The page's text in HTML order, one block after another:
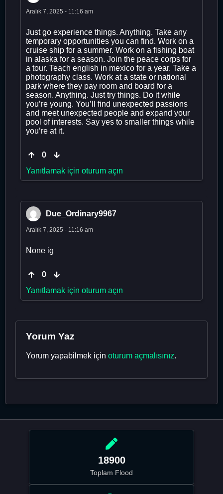
Aralık 7, 2025 - 11:16 am
Just go experience things. Anything. Take any
temporary opportunities you can find. Work on a
cruise ship for a summer. Work on a fishing boat
in alaska for a season. Join the peace corps for
a tour. Teach english in mexico for a year. Take a
photography class. Work at a state or national
park where they pay room and board for a
season. Anything. Just try things. Do it while
you’re young. You’ll find unexpected passions
and meet unexpected people and expand your
pool of interests. Say yes to smaller things while
you’re at it.
0
Yanıtlamak için oturum açın
Due_Ordinary9967
Aralık 7, 2025 - 11:16 am
None ig
0
Yanıtlamak için oturum açın
Yorum Yaz
Yorum yapabilmek için oturum açmalısınız.
18900
Toplam Flood